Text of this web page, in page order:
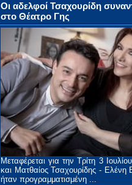
Οι αδελφοί Τσαχουρίδη
στο Θέατρο Γης
Μεταφέρεται για την Tρίτη 3
και Ματθαίος Τσαχουρίδης - Ελένη
ήταν προγραμματισμένη ...